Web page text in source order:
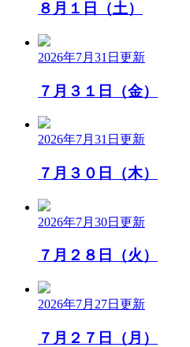
８月１日（土）
2026年7月31日 更新
７月３１日（金）
2026年7月31日 更新
７月３０日（木）
2026年7月30日 更新
７月２８日（火）
2026年7月27日 更新
７月２７日（月）